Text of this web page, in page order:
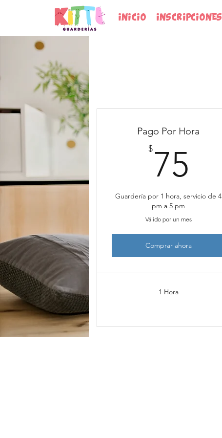
INICIO INSCRIPCIONES
Pago Por Hora
$75
Guardería por 1 hora, servicio de 4
pm a 5 pm
Válido por un mes
Comprar ahora
1 Hora